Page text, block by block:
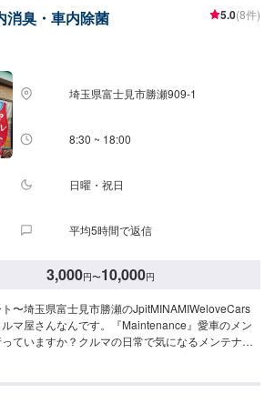
消臭・車内除菌 5.0(8件)
埼玉県富士見市勝瀬909‐1
8:30 ~ 18:00
日曜・祝日
平均5時間で返信
3,000円〜10,000円
〜埼玉県富士見市勝瀬のJpitMINAMIWeloveCars
マ屋さんなんです。『Maintenance』愛車のメン
ていますか？クルマの日常で気になるメンテナン
ったけどうまく付けられない、そんなご経験はあり